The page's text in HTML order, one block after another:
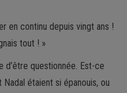
en continu depuis vingt ans !
tout ! »
questionnée. Est-ce
étaient si épanouis, ou